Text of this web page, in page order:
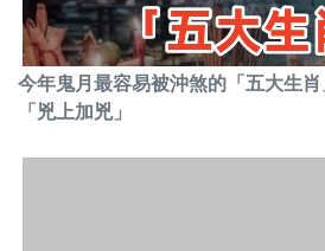
今年鬼月最容易被沖煞的「五大生
「兇上加兇」